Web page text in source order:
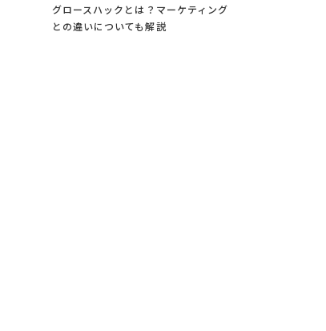
グロースハックとは？マーケティング
との違いについても解説